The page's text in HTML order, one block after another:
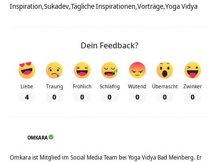
Inspiration Sukadev Tägliche Inspirationen Vorträge Yoga Vidya
Dein Feedback?
Liebe
4
Traurig
0
Fröhlich
0
Schläfrig
0
Wütend
0
Überrascht
0
Zwinker
0
OMKARA
Omkara ist Mitglied im Social Media Team bei Yoga Vidya Bad Meinberg. Er